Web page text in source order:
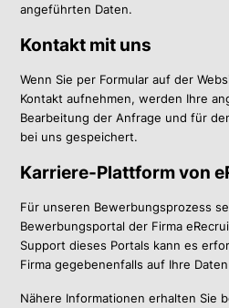
angeführten Daten.
Kontakt mit uns
Wenn Sie per Formular auf der
Kontakt aufnehmen, werden Ihre
Bearbeitung der Anfrage und für
bei uns gespeichert.
Karriere-Plattform von
Für unseren Bewerbungsprozess
Bewerbungsportal der Firma
Support dieses Portals kann es
Firma gegebenenfalls auf Ihre
Nähere Informationen erhalten Sie